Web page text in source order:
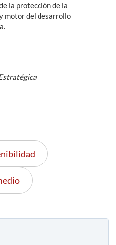
la protección de la
motor del desarrollo